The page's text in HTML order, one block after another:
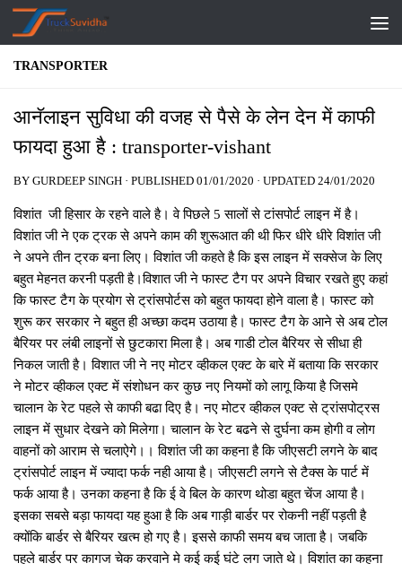
Skip to content
TRANSPORTER
आनॅलाइन सुविधा की वजह से पैसे के लेन देन में काफी
फायदा हुआ है : transporter-vishant
BY GURDEEP SINGH · PUBLISHED 01/01/2020 · UPDATED 24/01/2020
विशांत जी हिसार के रहने वाले है। वे पिछले 5 सालों से टांसपोर्ट लाइन में है।
विशांत जी ने एक ट्रक से अपने काम की शुरूआत की थी फिर धीरे धीरे विशांत जी
ने अपने तीन ट्रक बना लिए। विशांत जी कहते है कि इस लाइन में सक्‍सेज के लिए
बहुत मेहनत करनी पड़ती है।विशात जी ने फास्‍ट टैग पर अपने विचार रखते हुए कहां
कि फास्‍ट टैग के प्रयोग से ट्रांसपोर्टस को बहुत फायदा होने वाला है। फास्‍ट को
शुरू कर सरकार ने बहुत ही अच्‍छा कदम उठाया है। फास्‍ट टैग के आने से अब टोल
बैरियर पर लंबी लाइनों से छुटकारा मिला है। अब गाडी टोल बैरियर से सीधा ही
निकल जाती है। विशात जी ने नए मोटर व्‍हीकल एक्‍ट के बारे में बताया कि सरकार
ने मोटर व्‍हीकल एक्‍ट में संशोधन कर कुछ नए नियमों को लागू किया है जिसमे
चालान के रेट पहले से काफी बढा दिए है। नए मोटर व्‍हीकल एक्‍ट से ट्रांसपोट्रस
लाइन में सुधार देखने को मिलेगा। चालान के रेट बढने से दुर्घना कम होगी व लोग
वाहनों को आराम से चलाऐगे।। विशांत जी का कहना है कि जीएसटी लगने के बाद
ट्रांसपोर्ट लाइन में ज्‍यादा फर्क नही आया है। जीएसटी लगने से टैक्‍स के पार्ट में
फर्क आया है। उनका कहना है कि ई वे बिल के कारण थोडा बहुत चेंज आया है।
इसका सबसे बड़ा फायदा यह हुआ है कि अब गाड़ी बार्डर पर रोकनी नहीं पड़ती है
क्‍योंकि बार्डर से बैरियर खत्‍म हो गए है। इससे काफी समय बच जाता है। जबकि
पहले बार्डर पर कागज चेक करवाने मे कई कई घंटे लग जाते थे। विशांत का कहना